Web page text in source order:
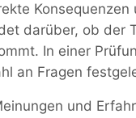
Konsequenzen
darüber, ob der
In einer
an Fragen
und